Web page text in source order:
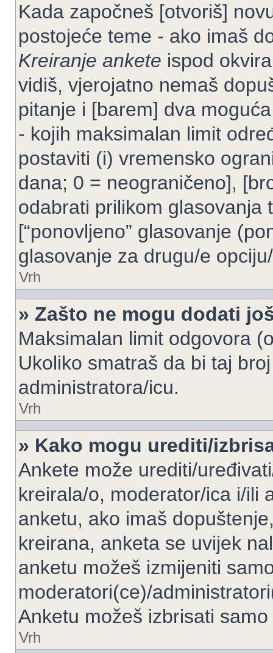
Kada započneš [otvoriš]
postojeće teme - ako imaš
Kreiranje ankete ispod
vidiš, vjerojatno nemaš
pitanje i [barem] dva
- kojih maksimalan limit
postaviti (i) vremensko
dana; 0 = neograničeno],
odabrati prilikom glasovanja
[“ponovljeno” glasovanje
glasovanje za drugu/e
Vrh
» Zašto ne mogu dodati
Maksimalan limit odgovora
Ukoliko smatraš da bi taj
administratora/icu.
Vrh
» Kako mogu urediti/
Ankete može urediti/
kreirala/o, moderator/ica i/ili
anketu, ako imaš
kreirana, anketa se uvijek
anketu možeš izmijeniti
moderatori(ce)/
Anketu možeš izbrisati
Vrh